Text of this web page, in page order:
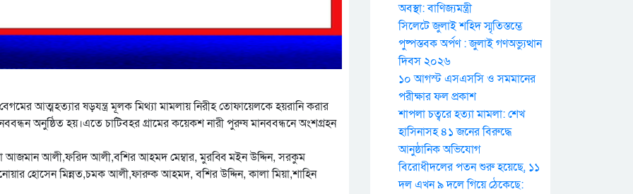
আত্মহত্যার ষড়যন্ত্র মূলক মিথ্যা মামলায় নিরীহ তোফায়েলকে হয়রানি করার
অনুষ্ঠিত হয়।এতে চাটিবহর গ্রামের কয়েকশ নারী পুরুষ মানববন্ধনে অংশগ্রহন
আজমান আলী,ফরিদ আলী,বশির আহমদ মেম্বার, মুরব্বি মইন উদ্দিন, সরকুম
হোসেন মিন্নত,চমক আলী,ফারুক আহমদ, বশির উদ্দিন, কালা মিয়া,শাহিন
অবস্থা: বাণিজ্যমন্ত্রী
সিলেটে জুলাই শহিদ স্মৃতিস্তম্ভে
পুষ্পস্তবক অর্পণ : জুলাই গণঅভ্যুত্থান
দিবস ২০২৬
১০ আগস্ট এসএসসি ও সমমানের
পরীক্ষার ফল প্রকাশ
শাপলা চত্বরে হত্যা মামলা: শেখ
হাসিনাসহ ৪১ জনের বিরুদ্ধে
আনুষ্ঠানিক অভিযোগ
বিরোধীদলের পতন শুরু হয়েছে, ১১
দল এখন ৯ দলে গিয়ে ঠেকেছে: